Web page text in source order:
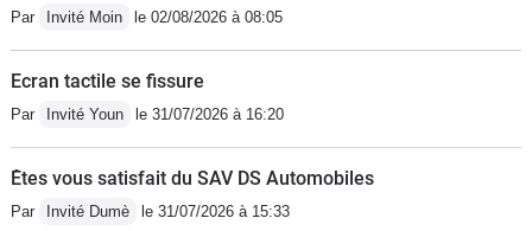
Par Invité Moin le 02/08/2026 à 08:05
Ecran tactile se fissure
Par Invité Youn le 31/07/2026 à 16:20
Êtes vous satisfait du SAV DS Automobiles
Par Invité Dumè le 31/07/2026 à 15:33